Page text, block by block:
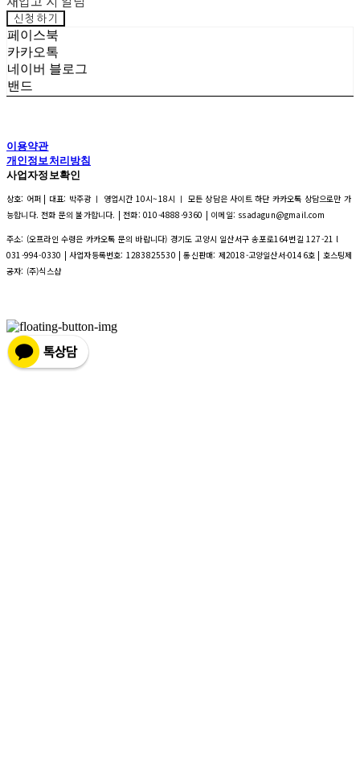
신청하기
페이스북
카카오톡
네이버 블로그
밴드
이용약관
개인정보처리방침
사업자정보확인
상호: 어퍼 | 대표: 박주광 ㅣ 영업시간 10시~18시 ㅣ 모든 상담은 사이트 하단 카카오톡 상담으로만 가
능합니다. 전화 문의 불가합니다. | 전화: 010-4888-9360 | 이메일: ssadagun@gmail.com
주소: (오프라인 수령은 카카오톡 문의 바랍니다) 경기도 고양시 일산서구 송포로164번길 127-21 l
031-994-0330 | 사업자등록번호: 1283825530 | 통신판매: 제2018-고양일산서-0146호 | 호스팅제
공자: (주)식스샵